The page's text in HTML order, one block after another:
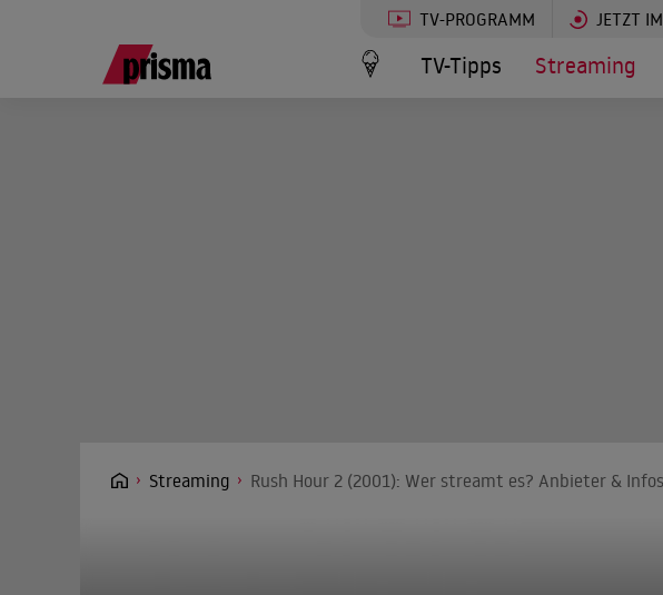
TV-PROGRAMM JETZT
TV-Tipps Streaming
Streaming Rush Hour 2 (2001): Wer streamt es? Anbieter & Infos